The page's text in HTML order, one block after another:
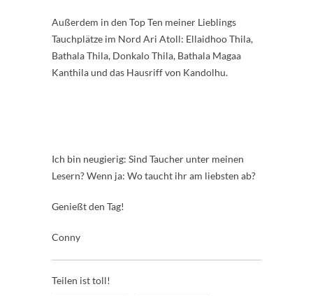
Außerdem in den Top Ten meiner Lieblings
Tauchplätze im Nord Ari Atoll: Ellaidhoo Thila,
Bathala Thila, Donkalo Thila, Bathala Magaa
Kanthila und das Hausriff von Kandolhu.
Ich bin neugierig: Sind Taucher unter meinen
Lesern? Wenn ja: Wo taucht ihr am liebsten ab?
Genießt den Tag!
Conny
Teilen ist toll!